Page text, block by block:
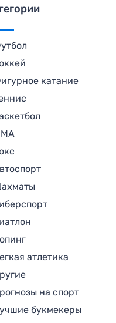
катание
атлетика
на спорт
букмекеры